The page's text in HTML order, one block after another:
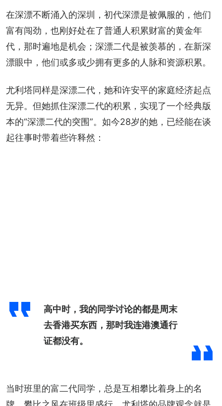
在深漂不断涌入的深圳，初代深漂是被佩服的，他们
富有闯劲，也刚好处在了普通人积累财富的黄金年
代，那时遍地是机会；深漂二代是被羡慕的，在新深
漂眼中，他们或多或少拥有更多的人脉和资源积累。
尤利塔同样是深漂二代，她和许安平的家庭经济起点
无异。但她抓住深漂二代的积累，实现了一个经典版
本的“深漂二代的突围”。如今28岁的她，已经能在谈
起往事时带着些许释然：
高中时，我的同学讨论的都是周末
去香港买东西，那时我连港澳通行
证都没有。
当时班里的富二代同学，总是互相攀比着身上的名